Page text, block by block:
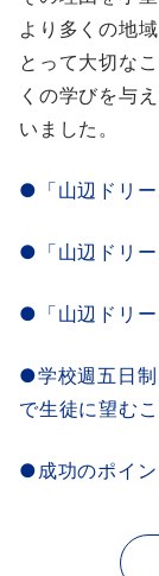
より多くの地
とって大切な
くの学びを与
いました。
●「山辺ドリ
●「山辺ドリ
●「山辺ドリ
●学校週五日制
で生徒に望む
●成功のポイン